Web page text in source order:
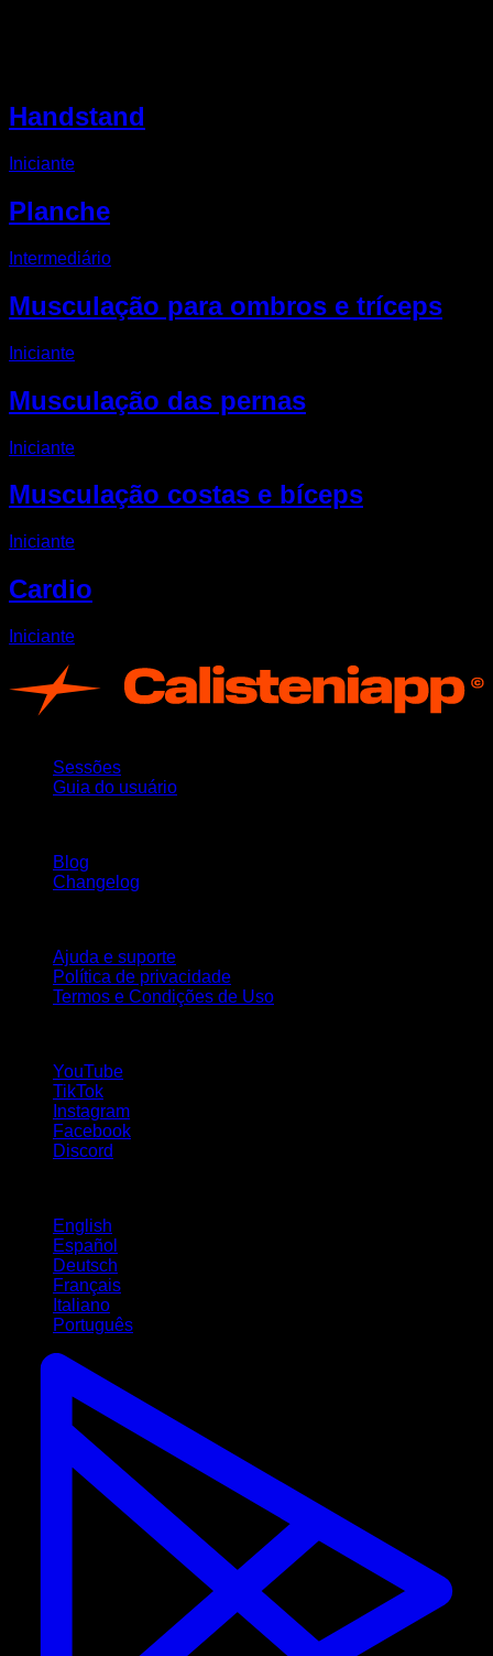
Handstand
Iniciante
Planche
Intermediário
Musculação para ombros e tríceps
Iniciante
Musculação das pernas
Iniciante
Musculação costas e bíceps
Iniciante
Cardio
Iniciante
Sessões
Guia do usuário
Blog
Changelog
Ajuda e suporte
Política de privacidade
Termos e Condições de Uso
YouTube
TikTok
Instagram
Facebook
Discord
English
Español
Deutsch
Français
Italiano
Português